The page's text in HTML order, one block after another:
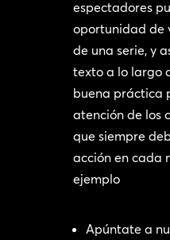
espectadores
oportunidad de
de una serie, y
texto a lo largo
buena práctica
atención de los
que siempre
acción en cada
ejemplo
Apúntate a